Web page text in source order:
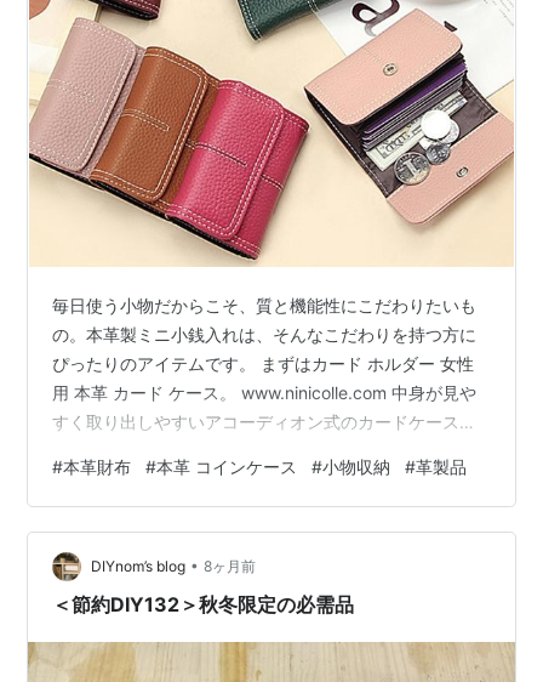
毎日使う小物だからこそ、質と機能性にこだわりたいも
の。本革製ミニ小銭入れは、そんなこだわりを持つ方に
ぴったりのアイテムです。 まずはカード ホルダー 女性
用 本革 カード ケース。 www.ninicolle.com 中身が見や
すく取り出しやすいアコーディオン式のカードケースで
す。複数のカードスロットが配置されており、カードや
IDなどの収納に十分使えます。手のひらサイズで管理し
やすく携帯にも便利☆カード・コイン・お札まで収納OK
のミニ財布としてもGOOD！ そしては本 革 コイン ケー
ス 小銭入れ レザー 小銭 入れ カード も 入る。 www…
#本革財布 #本革 コインケース #小物収納 #革製品
DIYnom’s blog • 8ヶ月前
＜節約DIY132＞秋冬限定の必需品